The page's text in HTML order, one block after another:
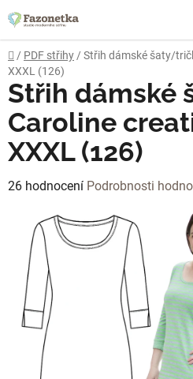
na
obsah
Domů
/ PDF střihy / Střih dámské šaty/
XXXL (126)
Střih
Caroline
XXXL (126)
Průměrné
produktu
hvězdiček.
26 hodnocení Podrobnosti